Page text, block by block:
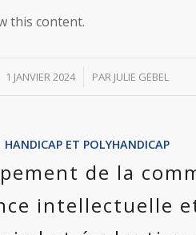
this content.
1 JANVIER 2024
/ PAR JULIE GEBEL
HANDICAP ET POLYHANDICAP
de la
intellectuelle